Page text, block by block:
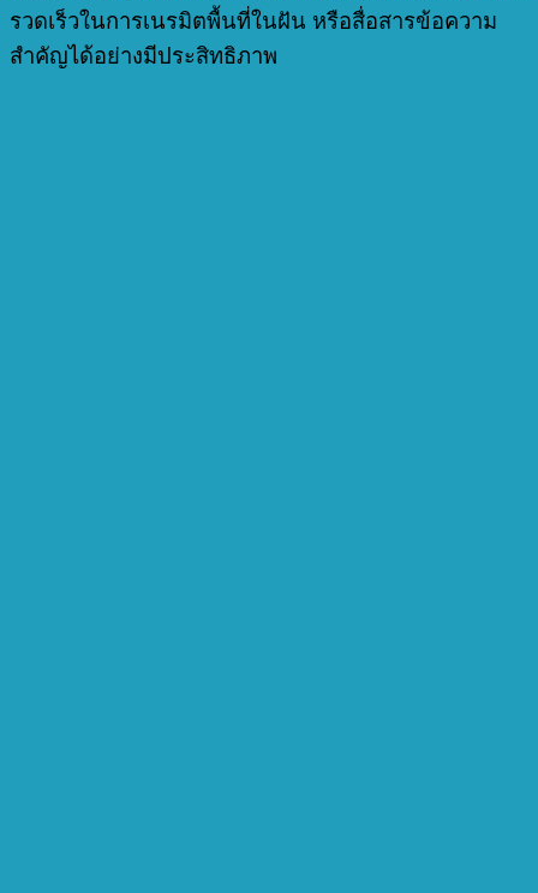
รวดเร็วในการเนรมิตพื้นที่ในฝัน หรือสื่อสารข้อความ
สำคัญได้อย่างมีประสิทธิภาพ